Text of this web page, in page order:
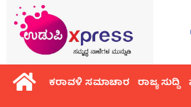
ಕರಾವಳಿ ಸಮಾಚಾರ ರಾಜ್ಯ ಸುದ್ದಿ